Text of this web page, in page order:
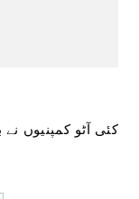
کئی آٹو کمپنیوں نے باقاعدہ طور پر شٹ ڈاؤن کا اعلان کیا ہے